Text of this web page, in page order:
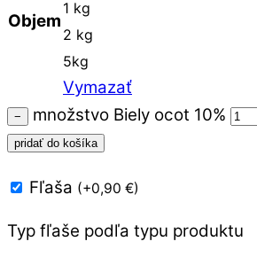
Objem
1 kg
2 kg
5kg
Vymazať
− množstvo Biely ocot 10%
pridať do košíka
Fľaša (+0,90 €)
Typ fľaše podľa typu produktu